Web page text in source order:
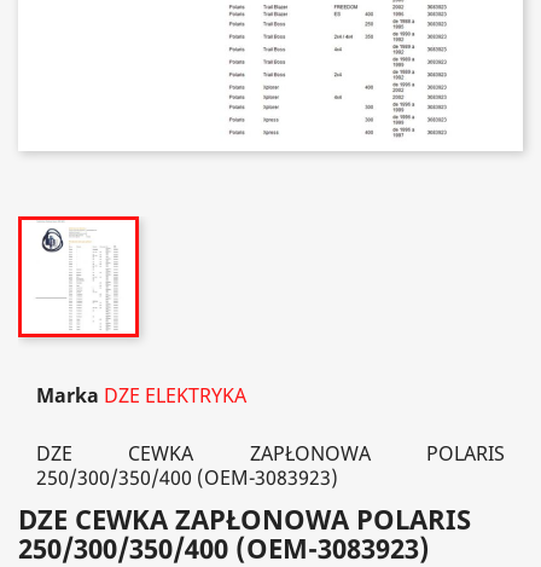
Marka DZE ELEKTRYKA
DZE CEWKA ZAPŁONOWA POLARIS
250/300/350/400 (OEM-3083923)
DZE CEWKA ZAPŁONOWA POLARIS
250/300/350/400 (OEM-3083923)